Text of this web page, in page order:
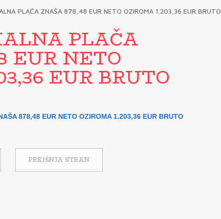
PLAČA ZNAŠA 878,48 EUR NETO OZIROMA 1.203,36 EUR BRUTO
PLAČA
EUR NETO
EUR BRUTO
878,48 EUR NETO OZIROMA 1.203,36 EUR BRUTO
PREJŠNJA STRAN